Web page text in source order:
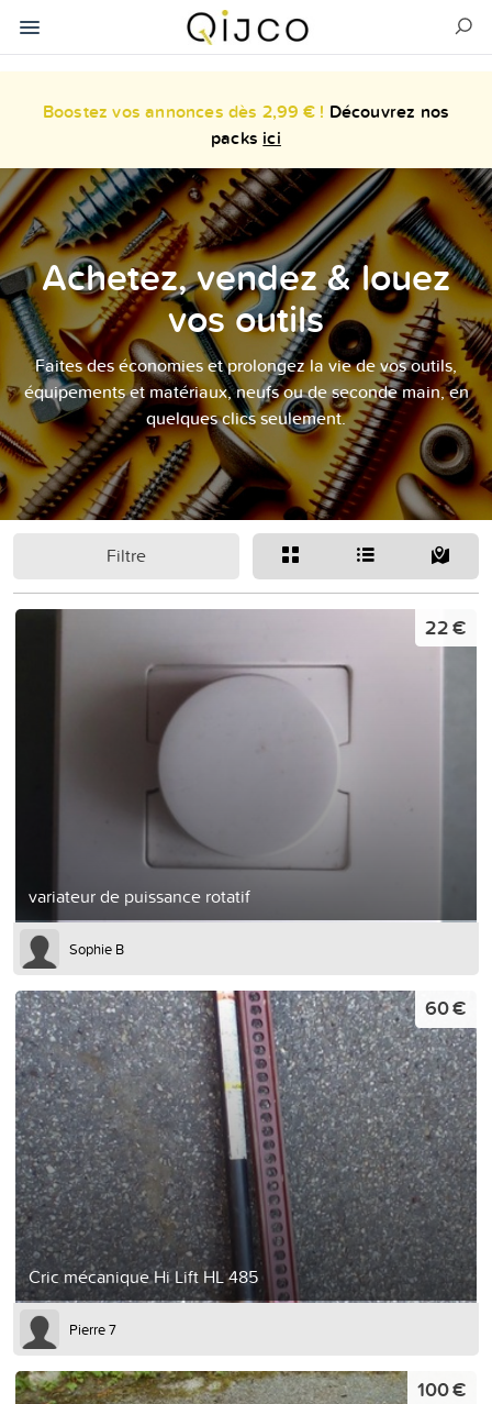
Boostez vos annonces dès 2,99 € ! Découvrez nos
packs ici
Achetez, vendez & louez
vos outils
Faites des économies et prolongez la vie de vos outils,
équipements et matériaux, neufs ou de seconde main, en
quelques clics seulement.
Filtre
variateur de puissance rotatif
22 €
Sophie B
Cric mécanique Hi Lift HL 485
60 €
Pierre 7
100 €